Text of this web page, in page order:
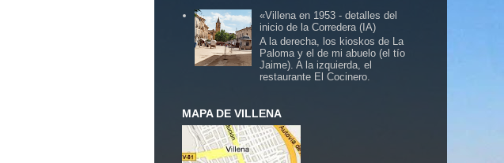
«Villena en 1953 - detalles del
inicio de la Corredera (IA)
A la derecha, los kioskos de La
Paloma y el de mi abuelo (el tío
Jaime). A la izquierda, el
restaurante El Cocinero.
MAPA DE VILLENA